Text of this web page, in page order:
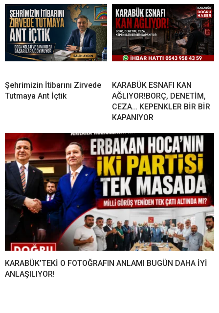
Şehrimizin İtibarını Zirvede
Tutmaya Ant İçtik
KARABÜK ESNAFI KAN
AĞLIYOR!BORÇ, DENETİM,
CEZA… KEPENKLER BİR BİR
KAPANIYOR
KARABÜK’TEKİ O FOTOĞRAFIN ANLAMI BUGÜN DAHA İYİ
ANLAŞILIYOR!